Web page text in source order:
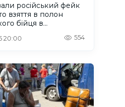
російський фейк
взяття в полон
бійця в
20:00 554